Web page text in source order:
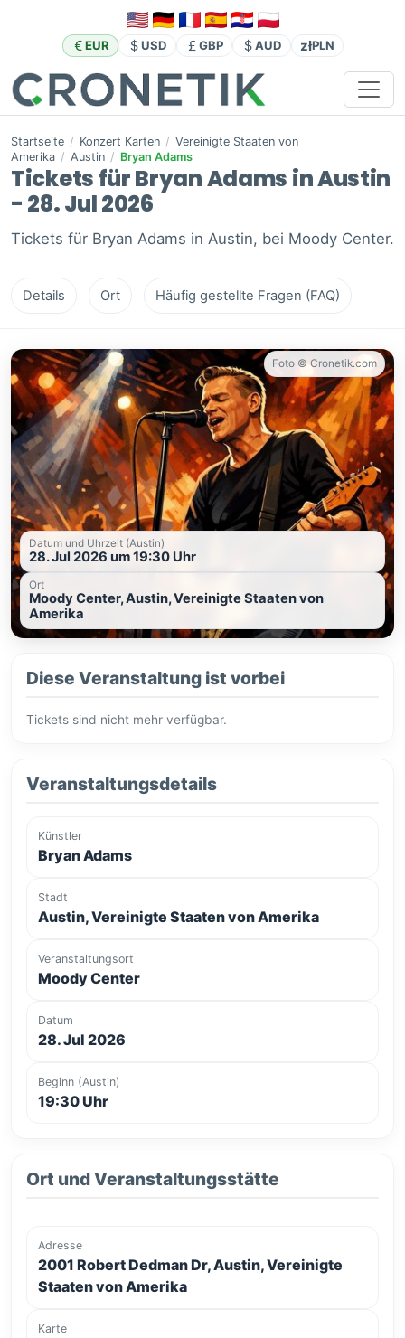
EUR USD GBP AUD złPLN
Startseite / Konzert Karten / Vereinigte Staaten von
Amerika / Austin / Bryan Adams
Tickets für Bryan Adams in Austin
- 28. Jul 2026
Tickets für Bryan Adams in Austin, bei Moody Center.
Details Ort Häufig gestellte Fragen (FAQ)
Foto © Cronetik.com
Datum und Uhrzeit (Austin)
28. Jul 2026 um 19:30 Uhr
Ort
Moody Center, Austin, Vereinigte Staaten von
Amerika
Diese Veranstaltung ist vorbei
Tickets sind nicht mehr verfügbar.
Veranstaltungsdetails
Künstler
Bryan Adams
Stadt
Austin, Vereinigte Staaten von Amerika
Veranstaltungsort
Moody Center
Datum
28. Jul 2026
Beginn (Austin)
19:30 Uhr
Ort und Veranstaltungsstätte
Adresse
2001 Robert Dedman Dr, Austin, Vereinigte
Staaten von Amerika
Karte